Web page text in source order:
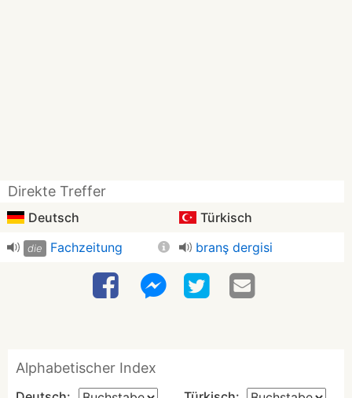
Direkte Treffer
Deutsch Türkisch
die Fachzeitung branş dergisi
Alphabetischer Index